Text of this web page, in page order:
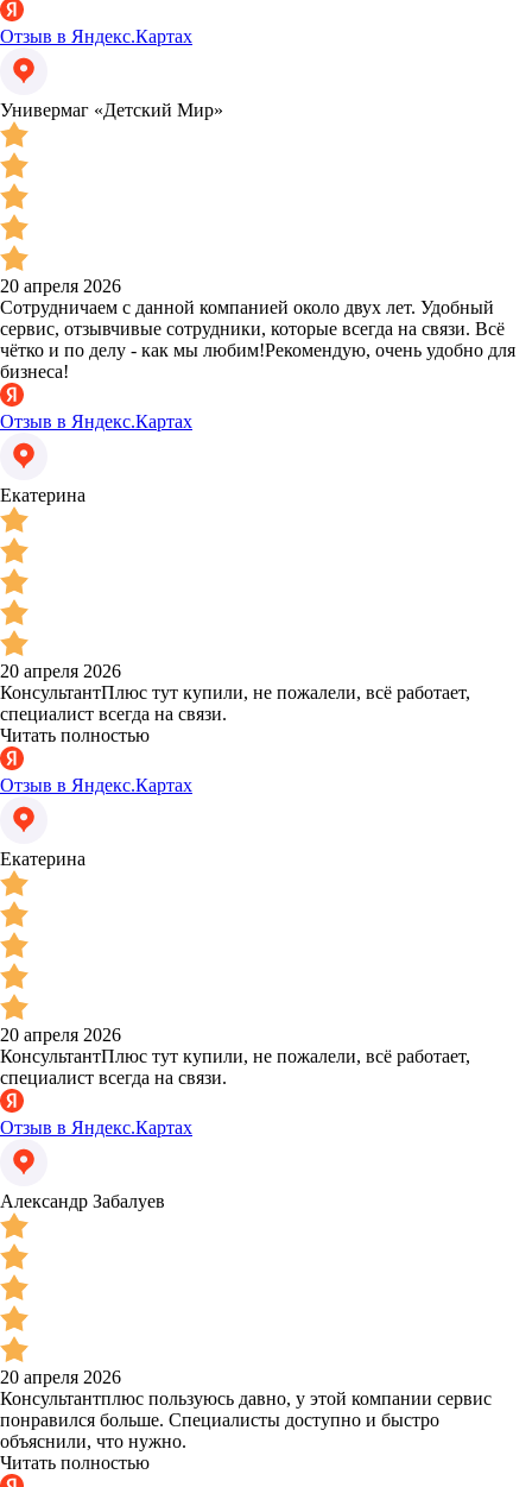
Отзыв в Яндекс.Картах
Универмаг «Детский Мир»
20 апреля 2026
Сотрудничаем с данной компанией около двух лет. Удобный
сервис, отзывчивые сотрудники, которые всегда на связи. Всё
чётко и по делу - как мы любим!Рекомендую, очень удобно для
бизнеса!
Отзыв в Яндекс.Картах
Екатерина
20 апреля 2026
КонсультантПлюс тут купили, не пожалели, всё работает,
специалист всегда на связи.
Читать полностью
Отзыв в Яндекс.Картах
Екатерина
20 апреля 2026
КонсультантПлюс тут купили, не пожалели, всё работает,
специалист всегда на связи.
Отзыв в Яндекс.Картах
Александр Забалуев
20 апреля 2026
Консультантплюс пользуюсь давно, у этой компании сервис
понравился больше. Специалисты доступно и быстро
объяснили, что нужно.
Читать полностью